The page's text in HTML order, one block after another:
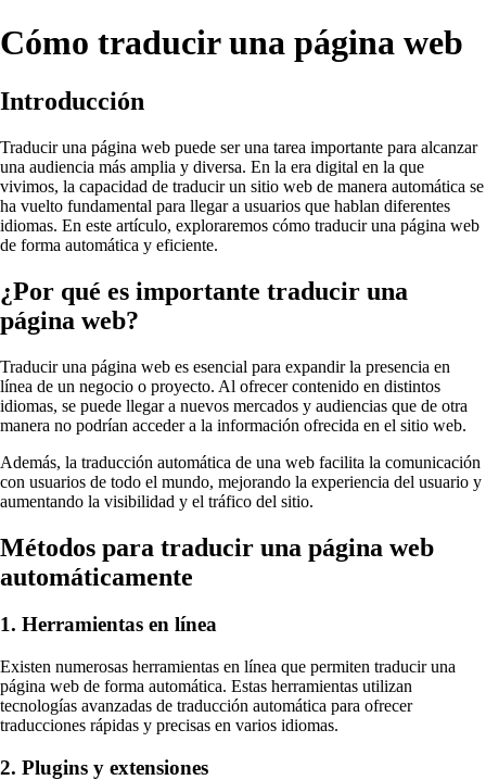
Cómo traducir una página web
Introducción
Traducir una página web puede ser una tarea importante para alcanzar
una audiencia más amplia y diversa. En la era digital en la que
vivimos, la capacidad de traducir un sitio web de manera automática se
ha vuelto fundamental para llegar a usuarios que hablan diferentes
idiomas. En este artículo, exploraremos cómo traducir una página web
de forma automática y eficiente.
¿Por qué es importante traducir una
página web?
Traducir una página web es esencial para expandir la presencia en
línea de un negocio o proyecto. Al ofrecer contenido en distintos
idiomas, se puede llegar a nuevos mercados y audiencias que de otra
manera no podrían acceder a la información ofrecida en el sitio web.
Además, la traducción automática de una web facilita la comunicación
con usuarios de todo el mundo, mejorando la experiencia del usuario y
aumentando la visibilidad y el tráfico del sitio.
Métodos para traducir una página web
automáticamente
1. Herramientas en línea
Existen numerosas herramientas en línea que permiten traducir una
página web de forma automática. Estas herramientas utilizan
tecnologías avanzadas de traducción automática para ofrecer
traducciones rápidas y precisas en varios idiomas.
2. Plugins y extensiones